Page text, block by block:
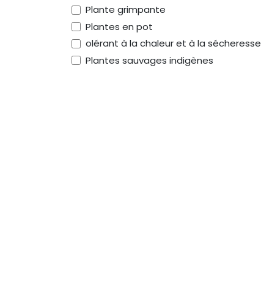
Plante grimpante
Plantes en pot
olérant à la chaleur et à la sécheresse
Plantes sauvages indigènes